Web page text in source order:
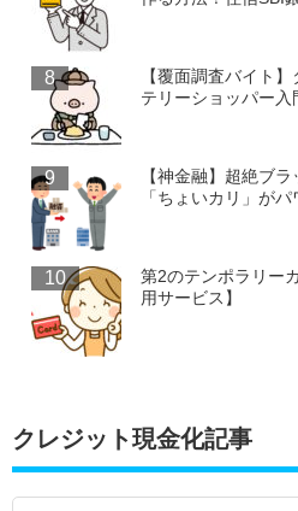
【覆面調査バイト
テリーショッパー入
【神金融】超絶ブ
「ちょいカリ」が
第2のテンポラリー
用サービス】
クレジット現金化記事